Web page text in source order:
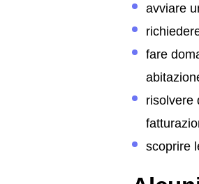
avviare
fare
risolvere
scoprire